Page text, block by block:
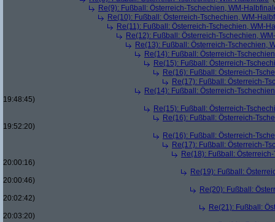
Re(9): Fußball: Österreich-Tschechien, WM-
Re(10): Fußball: Österreich-Tschechien, WM-
Re(11): Fußball: Österreich-Tschechien, WM-
Re(12): Fußball: Österreich-Tschechien,
Re(13): Fußball: Österreich-Tschechien,
Re(14): Fußball: Österreich-
Re(15): Fußball: Österreich-
Re(16): Fußball: Österreich-
Re(17): Fußball: Österreich-
Re(14): Fußball: Österreich-
19:48:45)
Re(15): Fußball: Österreich-
Re(16): Fußball: Österreich-
19:52:20)
Re(16): Fußball: Österreich-
Re(17): Fußball: Österreich-
Re(18): Fußball:
20:00:16)
Re(19): Fußball:
20:00:46)
Re(20): Fußball:
20:02:42)
Re(21): Fußball:
20:03:20)